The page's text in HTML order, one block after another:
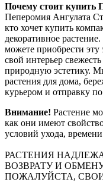
Почему стоит купить
Пеперомия Ангулата
кто хочет купить
декоративное
можете приобрести
свой интерьер
природную эстетику.
растения для дома,
курьером и отправку
Внимание! Растение
как они имеют
условий ухода, времени
РАСТЕНИЯ
ВОЗВРАТУ И
ПОЖАЛУЙСТА,